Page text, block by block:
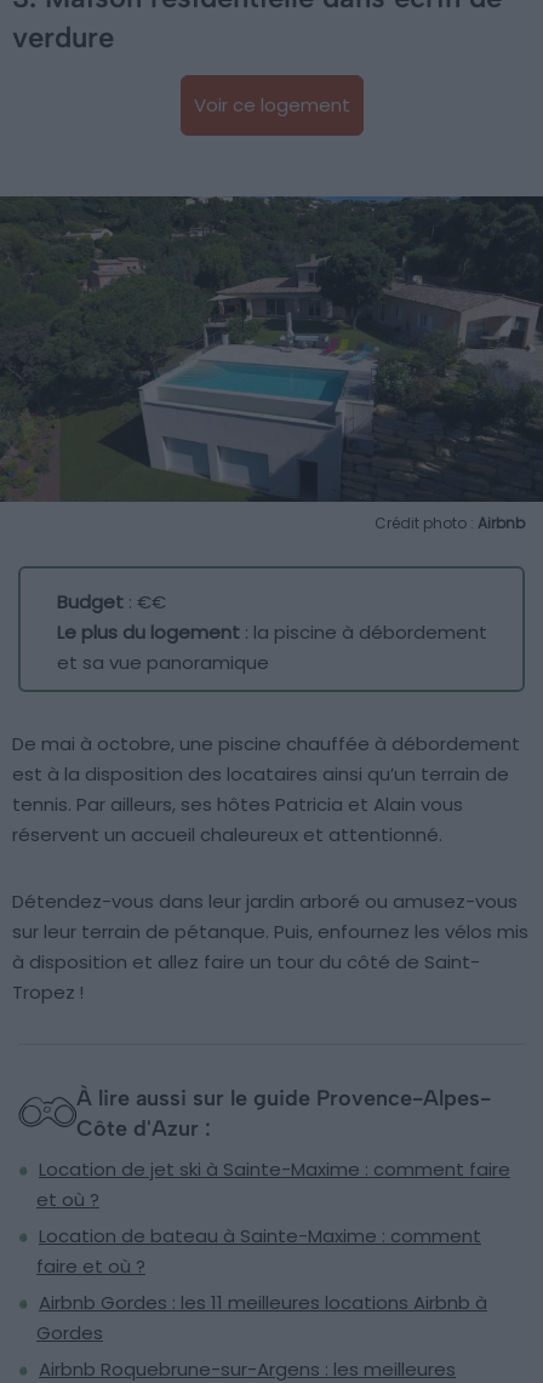
verdure
Voir ce logement
Crédit photo : Airbnb
Budget : €€
Le plus du logement : la piscine à débordement
et sa vue panoramique
De mai à octobre, une piscine chauffée à débordement
est à la disposition des locataires ainsi qu’un terrain de
tennis. Par ailleurs, ses hôtes Patricia et Alain vous
réservent un accueil chaleureux et attentionné.
Détendez-vous dans leur jardin arboré ou amusez-vous
sur leur terrain de pétanque. Puis, enfournez les vélos mis
à disposition et allez faire un tour du côté de Saint-
Tropez !
À lire aussi sur le guide Provence-Alpes-
Côte d'Azur :
Location de jet ski à Sainte-Maxime : comment faire
et où ?
Location de bateau à Sainte-Maxime : comment
faire et où ?
Airbnb Gordes : les 11 meilleures locations Airbnb à
Gordes
Airbnb Roquebrune-sur-Argens : les meilleures